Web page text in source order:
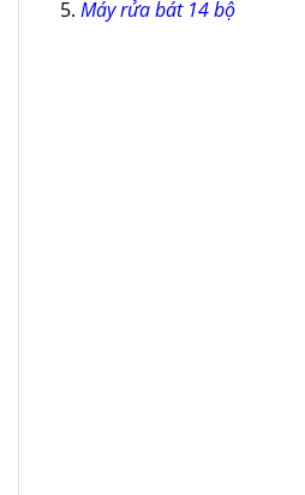
Máy rửa bát 14 bộ